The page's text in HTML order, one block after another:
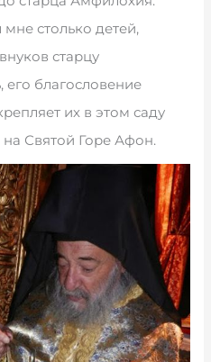
столько детей,
старцу
благословение
их в этом саду
Святой Горе Афон.